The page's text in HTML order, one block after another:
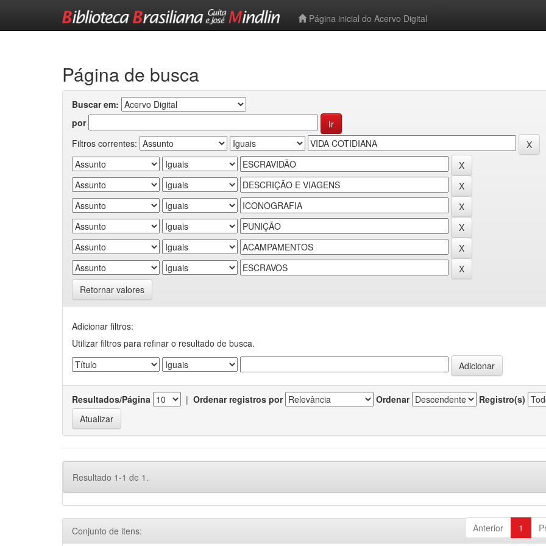
Página inicial do Acervo Digital
Página de busca
Buscar em:
por
Filtros correntes:
Retornar valores
Adicionar filtros:
Utilizar filtros para refinar o resultado de busca.
Resultados/Página | Ordenar registros por Ordenar Registro(s)
Resultado 1-1 de 1.
Anterior 1
Conjunto de itens: